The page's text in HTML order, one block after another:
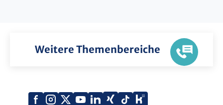
Weitere Themenbereiche
Facebook
Instagram
X
YouTube
LinkedIn
Xing TiktokKununu